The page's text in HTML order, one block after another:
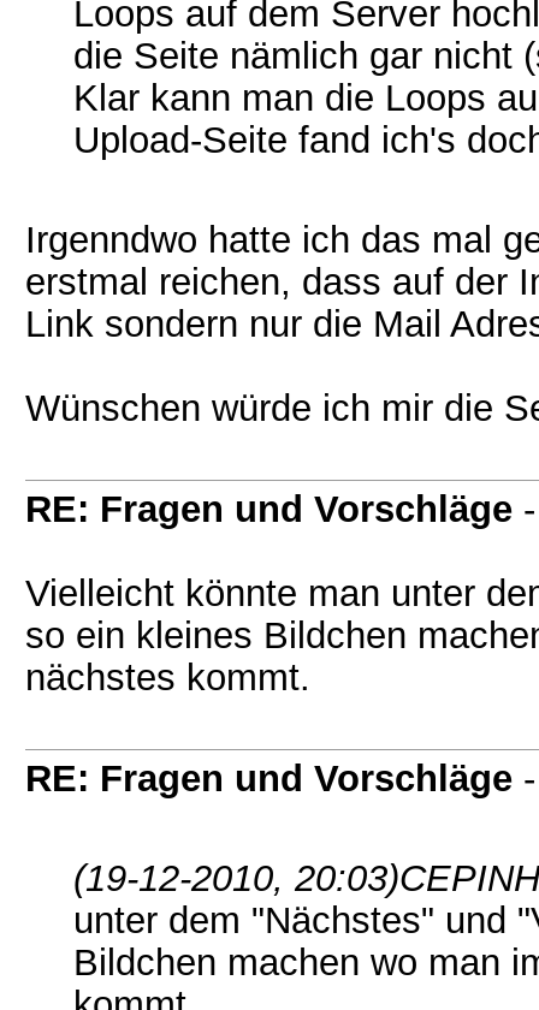
Loops auf dem Server
die Seite nämlich gar nicht
Klar kann man die Loops
Upload-Seite fand ich's
Irgenndwo hatte ich das mal
erstmal reichen, dass auf der
Link sondern nur die Mail
Wünschen würde ich mir die
RE: Fragen und Vorschläge
Vielleicht könnte man unter
so ein kleines Bildchen
nächstes kommt.
RE: Fragen und Vorschläge
(19-12-2010, 20:03)
unter dem "Nächstes" und
Bildchen machen wo man